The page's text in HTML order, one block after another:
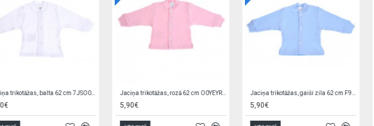
Jaciņa trikotāžas, gaiši zila 62 cm F9W2GGPL Jaciņa trikotāžas, rozā 56 cm EZ0QV4W2
5,90€
Zīdaiņu cimdiņi-dūraiņi STARS
1,90€